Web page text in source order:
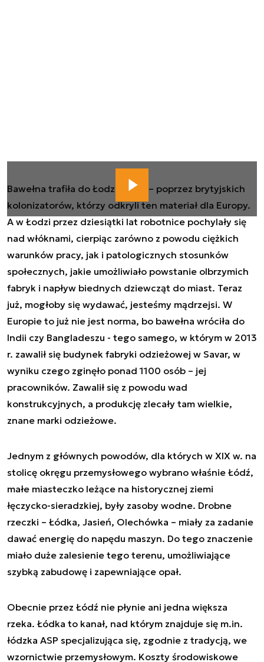
Bawełna trafiła do Łodzi z Indii – poprzez brytyjskich
kolonizatorów, którzy odkryli ten materiał dla Europy.
A w Łodzi przez dziesiątki lat robotnice pochylały się
nad włóknami, cierpiąc zarówno z powodu ciężkich
warunków pracy, jak i patologicznych stosunków
społecznych, jakie umożliwiało powstanie olbrzymich
fabryk i napływ biednych dziewcząt do miast. Teraz
już, mogłoby się wydawać, jesteśmy mądrzejsi. W
Europie to już nie jest norma, bo bawełna wróciła do
Indii czy Bangladeszu - tego samego, w którym w 2013
r. zawalił się budynek fabryki odzieżowej w Savar, w
wyniku czego zginęło ponad 1100 osób – jej
pracowników. Zawalił się z powodu wad
konstrukcyjnych, a produkcję zlecały tam wielkie,
znane marki odzieżowe.
Jednym z głównych powodów, dla których w XIX w. na
stolicę okręgu przemysłowego wybrano właśnie Łódź,
małe miasteczko leżące na historycznej ziemi
łęczycko-sieradzkiej, były zasoby wodne. Drobne
rzeczki – Łódka, Jasień, Olechówka – miały za zadanie
dawać energię do napędu maszyn. Do tego znaczenie
miało duże zalesienie tego terenu, umożliwiające
szybką zabudowę i zapewniające opał.
Obecnie przez Łódź nie płynie ani jedna większa
rzeka. Łódka to kanał, nad którym znajduje się m.in.
łódzka ASP specjalizująca się, zgodnie z tradycją, we
wzornictwie przemysłowym. Koszty środowiskowe